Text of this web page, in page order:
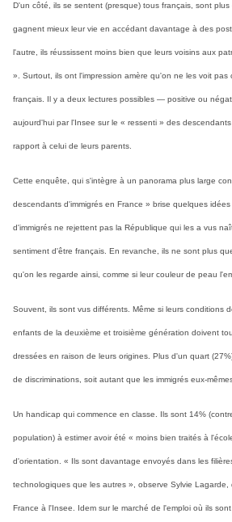
D'un côté, ils se sentent (presque) tous français, sont
gagnent mieux leur vie en accédant davantage à des
l'autre, ils réussissent moins bien que leurs voisins aux
». Surtout, ils ont l'impression amère qu'on ne les voit pas
français. Il y a deux lectures possibles — positive ou
aujourd'hui par l'Insee sur le « ressenti » des
rapport à celui de leurs parents.
Cette enquête, qui s'intègre à un panorama plus large
descendants d'immigrés en France » brise quelques
d'immigrés ne rejettent pas la République qui les a vus
sentiment d'être français. En revanche, ils ne sont plus
qu'on les regarde ainsi, comme si leur couleur de peau
Souvent, ils sont vus différents. Même si leurs conditions
enfants de la deuxième et troisième génération doivent
dressées en raison de leurs origines. Plus d'un quart
de discriminations, soit autant que les immigrés eux-
Un handicap qui commence en classe. Ils sont 14%
population) à estimer avoir été « moins bien traités à
d'orientation. « Ils sont davantage envoyés dans les
technologiques que les autres », observe Sylvie Lagarde,
France à l'Insee. Idem sur le marché de l'emploi où ils